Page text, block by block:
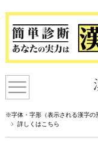
※字体・字形（表示される漢字の
詳しくはこちら